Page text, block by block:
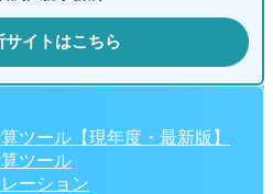
サイトはこちら
ツール【現年度・最新版】
ツール
ーション